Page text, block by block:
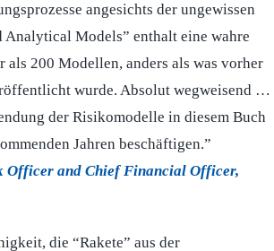
angesichts der ungewissen
Models” enthalt eine wahre
als 200 Modellen, anders als was vorher
wurde. Absolut wegweisend …
der Risikomodelle in diesem Buch
Jahren beschäftigen.”
Officer and Chief Financial Officer,
die “Rakete” aus der